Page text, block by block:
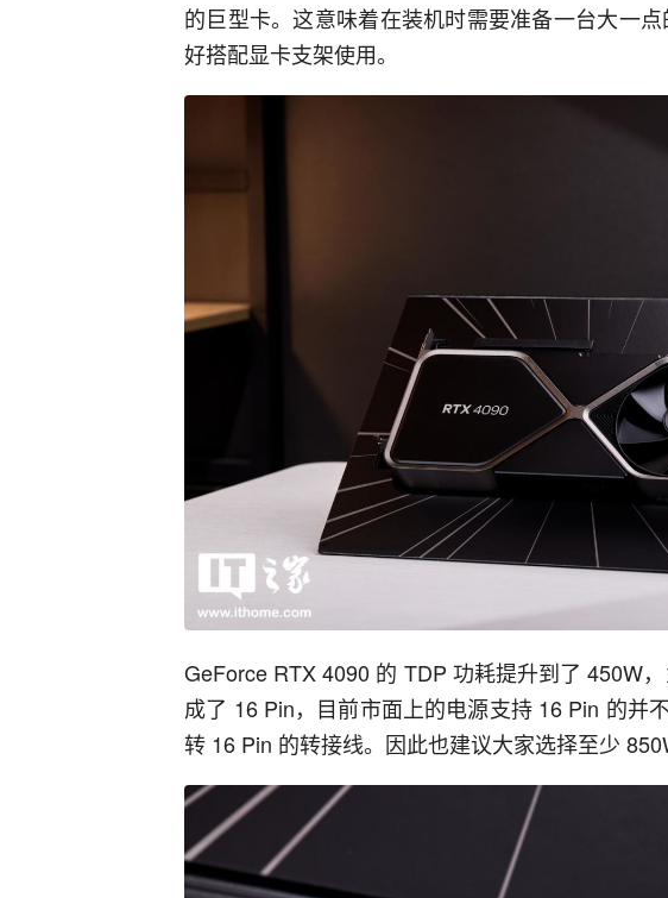
的巨型卡。这意味着在装机时需要准备一台大一
成了 16 Pin，目前市面上的电源支持 16 Pin 的并